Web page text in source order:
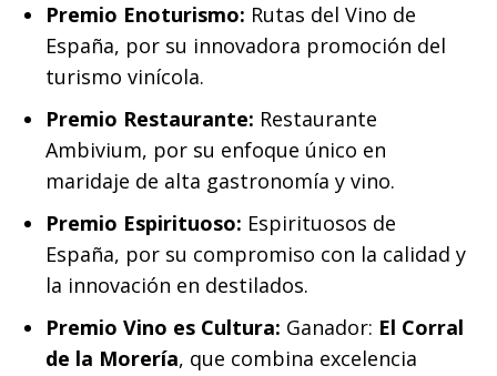
Premio Enoturismo: Rutas del Vino de
España, por su innovadora promoción del
turismo vinícola.
Premio Restaurante: Restaurante
Ambivium, por su enfoque único en
maridaje de alta gastronomía y vino.
Premio Espirituoso: Espirituosos de
España, por su compromiso con la calidad y
la innovación en destilados.
Premio Vino es Cultura: Ganador: El Corral
de la Morería, que combina excelencia